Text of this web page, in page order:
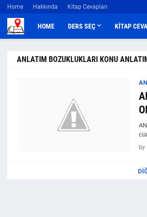
Home Hakkında Kitap Cevapları
HOME DERS SEÇ KİTAP
ANLATIM BOZUKLUKLARI KONU
by